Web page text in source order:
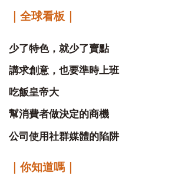
｜全球看板｜
少了特色，就少了賣點
講求創意，也要準時上班
吃飯皇帝大
幫消費者做決定的商機
公司使用社群媒體的陷阱
｜你知道嗎｜